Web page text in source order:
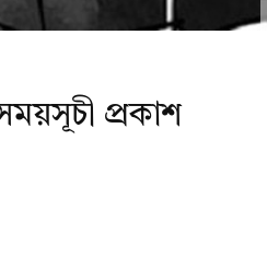
প্রকাশ